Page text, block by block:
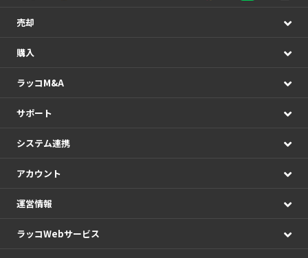
売却
購入
ラッコM&A
サポート
システム連携
アカウント
運営情報
ラッコWebサービス